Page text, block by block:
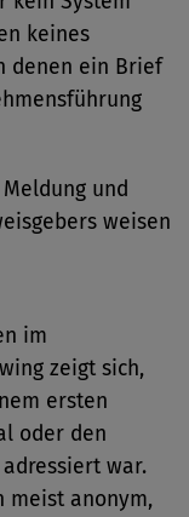
keines
denen ein Brief
und
weisen
im
zeigt sich,
ersten
oder den
war.
meist anonym,